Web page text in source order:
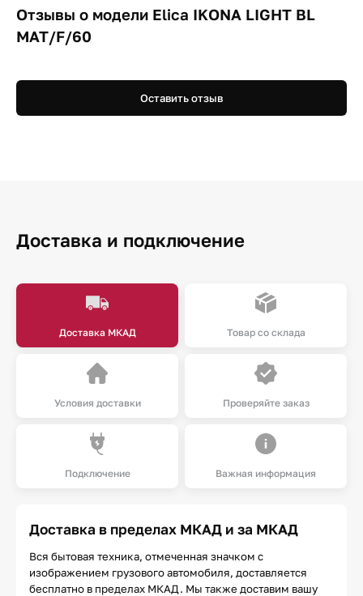
Отзывы о модели Elica IKONA LIGHT BL
MAT/F/60
Оставить отзыв
Доставка и подключение
Доставка МКАД Товар со склада
Условия доставки Проверяйте заказ
Подключение Важная информация
Доставка в пределах МКАД и за МКАД
Вся бытовая техника, отмеченная значком с
изображением грузового автомобиля, доставляется
бесплатно в пределах МКАД. Мы также доставим вашу